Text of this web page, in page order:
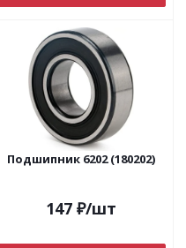
Подшипник 6202 (180202)
147 ₽/шт